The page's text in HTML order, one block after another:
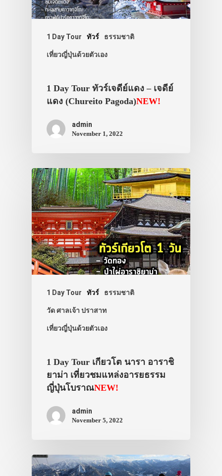
1 Day Tour ทัวร์ ธรรมชาติ
เที่ยวญี่ปุ่นด้วยตัวเอง
1 Day Tour ทัวร์เจดีย์แดง – เจดีย์
แดง (Chureito Pagoda)NEW!
admin
November 1, 2022
1 Day Tour ทัวร์ ธรรมชาติ
วัด ศาลเจ้า ปราสาท
เที่ยวญี่ปุ่นด้วยตัวเอง
1 Day Tour เกียวโต นารา อาราชิ
ยาม่า เที่ยวชมแหล่งอารยธรรม
ญี่ปุ่นโบราณNEW!
admin
November 5, 2022
เอง
รถบัส